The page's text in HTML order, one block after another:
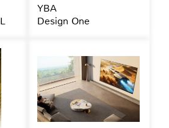
YBA
Design One